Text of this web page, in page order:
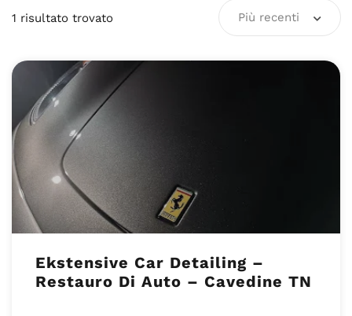
1 risultato trovato Più recenti
Ekstensive Car Detailing –
Restauro Di Auto – Cavedine TN